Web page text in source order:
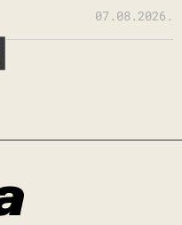
07.08.2026.